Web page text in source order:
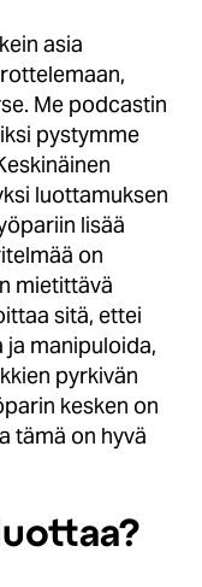
asia
Me podcastin
pystymme
luottamuksen
lisää
on
mietittävä
sitä, ettei
manipuloida,
pyrkivän
kesken on
tämä on hyvä